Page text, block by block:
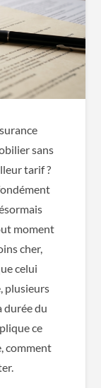
sans
tarif ?
moment
cher,
celui
plusieurs
durée du
ce
comment